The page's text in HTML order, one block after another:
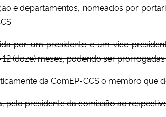
e departamentos, nomeados por
por um presidente e um vice-
(doze) meses, podendo ser
da ComEP-CCS o membro que
pelo presidente da comissão ao